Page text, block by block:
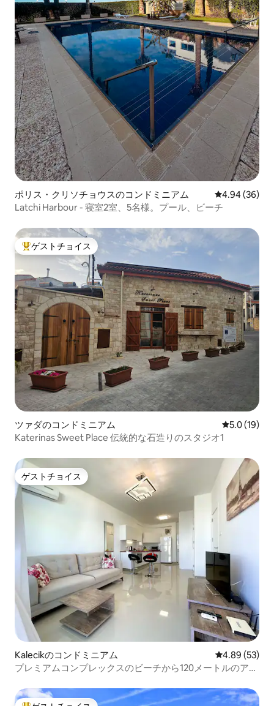
ポリス・クリソチョウスのコンドミニアム レビュー36
4.94 (36)
Latchi Harbour - 寝室2室、5名様。プール、ビーチ
大好評のゲストチョイスです。
ゲストチョイス
ツァダのコンドミニアム レビュー19
5.0 (19)
Katerinas Sweet Place 伝統的な石造りのスタジオ1
ゲストチョイス
ゲストチョイス
Kalecikのコンドミニアム レビュー53
4.89 (53)
プレミアムコンプレックスのビーチから120メートルのアパ